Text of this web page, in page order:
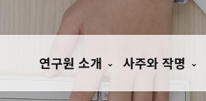
연구원 소개 사주와 작명